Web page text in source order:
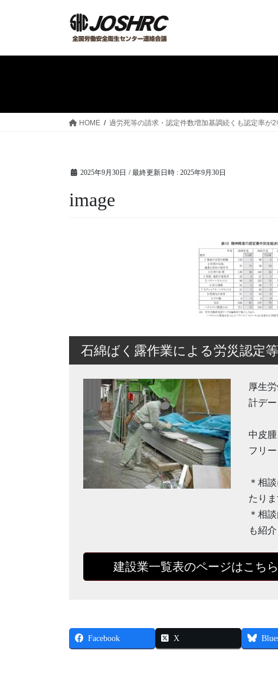
HOME 過労死等の請求・認定件数増加基調続くも認定率が
2025年9月30日 / 最終更新日時 : 2025年9月30日
image
石綿ばく露作業による労災認定等
厚生
計デー
中皮
フリ
＊相
たりま
＊相
も紹介
建設業一覧表のページはこち
Facebook X